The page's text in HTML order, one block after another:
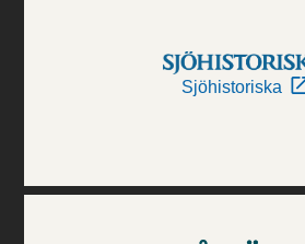
Sjöhistoriska